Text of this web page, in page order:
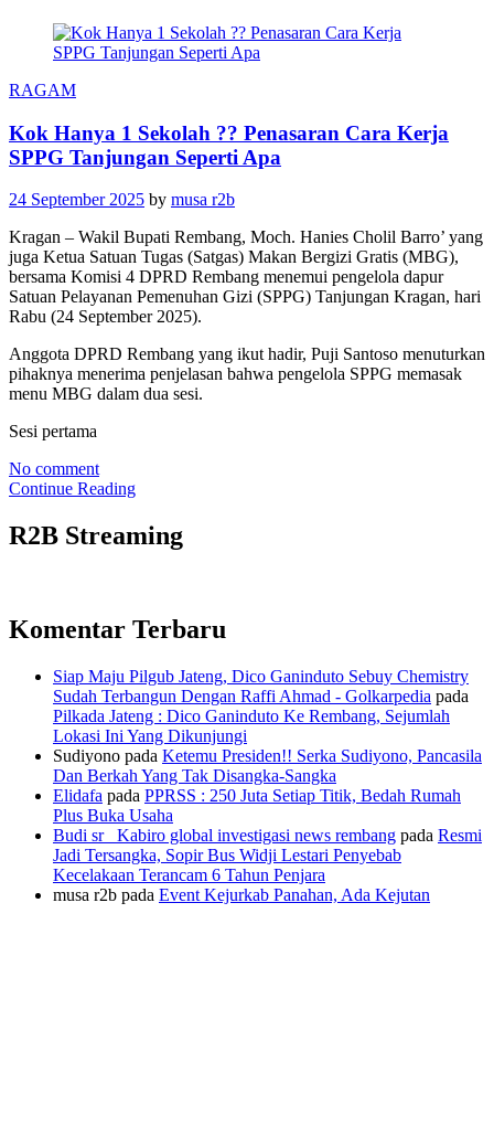
RAGAM
Kok Hanya 1 Sekolah ?? Penasaran Cara Kerja
SPPG Tanjungan Seperti Apa
24 September 2025 by musa r2b
Kragan – Wakil Bupati Rembang, Moch. Hanies Cholil Barro’ yang
juga Ketua Satuan Tugas (Satgas) Makan Bergizi Gratis (MBG),
bersama Komisi 4 DPRD Rembang menemui pengelola dapur
Satuan Pelayanan Pemenuhan Gizi (SPPG) Tanjungan Kragan, hari
Rabu (24 September 2025).
Anggota DPRD Rembang yang ikut hadir, Puji Santoso menuturkan
pihaknya menerima penjelasan bahwa pengelola SPPG memasak
menu MBG dalam dua sesi.
Sesi pertama
No comment
Continue Reading
R2B Streaming
Komentar Terbaru
Siap Maju Pilgub Jateng, Dico Ganinduto Sebuy Chemistry
Sudah Terbangun Dengan Raffi Ahmad - Golkarpedia pada
Pilkada Jateng : Dico Ganinduto Ke Rembang, Sejumlah
Lokasi Ini Yang Dikunjungi
Sudiyono pada Ketemu Presiden!! Serka Sudiyono, Pancasila
Dan Berkah Yang Tak Disangka-Sangka
Elidafa pada PPRSS : 250 Juta Setiap Titik, Bedah Rumah
Plus Buka Usaha
Budi sr_ Kabiro global investigasi news rembang pada Resmi
Jadi Tersangka, Sopir Bus Widji Lestari Penyebab
Kecelakaan Terancam 6 Tahun Penjara
musa r2b pada Event Kejurkab Panahan, Ada Kejutan